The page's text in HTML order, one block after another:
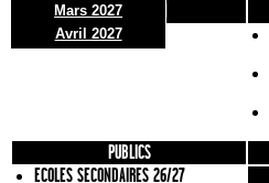
Mars 2027
Avril 2027
PRÉSENTATION
PUBLICS
ECOLES SECONDAIRES 26/27